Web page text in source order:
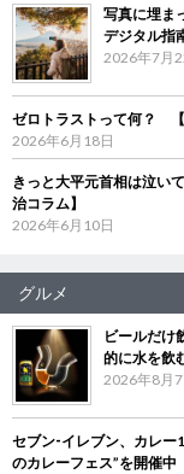
写真に埋ま
デジタル指
2026年7月
ゼロトラストって何？ 【
2026年6月18日
きっと大平元首相は泣い
治コラム】
2026年6月10日
グルメ
ビールだけ
的に水を飲
2026年8月7
セブン‐イレブン、カレ
のカレーフェス”を開催中